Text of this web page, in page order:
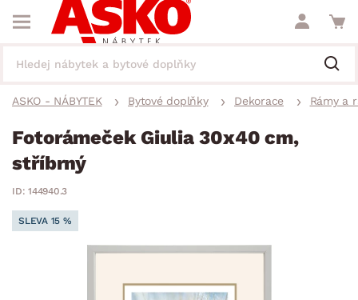
ASKO - NÁBYTEK Bytové doplňky Dekorace Rámy a
Fotorámeček Giulia 30x40 cm,
stříbrný
ID: 144940.3
SLEVA 15 %